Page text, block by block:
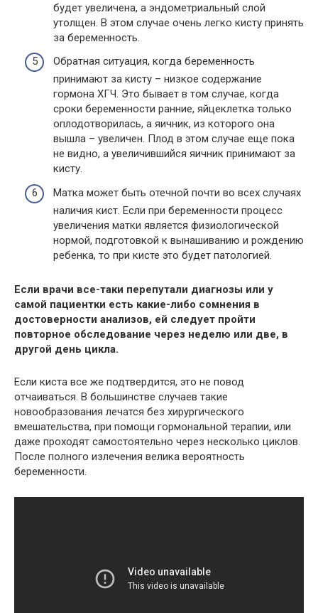
будет увеличена, а эндометриальный слой
утолщен. В этом случае очень легко кисту принять
за беременность.
Обратная ситуация, когда беременность
принимают за кисту – низкое содержание
гормона ХГЧ. Это бывает в том случае, когда
сроки беременности ранние, яйцеклетка только
оплодотворилась, а яичник, из которого она
вышла – увеличен. Плод в этом случае еще пока
не видно, а увеличившийся яичник принимают за
кисту.
Матка может быть отечной почти во всех случаях
наличия кист. Если при беременности процесс
увеличения матки является физиологической
нормой, подготовкой к вынашиванию и рождению
ребенка, то при кисте это будет патологией.
Если врачи все-таки перепутали диагнозы или у
самой пациентки есть какие-либо сомнения в
достоверности анализов, ей следует пройти
повторное обследование через неделю или две, в
другой день цикла.
Если киста все же подтвердится, это не повод
отчаиваться. В большинстве случаев такие
новообразования лечатся без хирургического
вмешательства, при помощи гормональной терапии, или
даже проходят самостоятельно через несколько циклов.
После полного излечения велика вероятность
беременности.